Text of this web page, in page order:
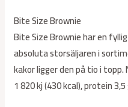
Bite Size Brownie
Bite Size Brownie har en
absoluta storsäljaren i
kakor ligger den på tio i topp.
1 820 kj (430 kcal), protein